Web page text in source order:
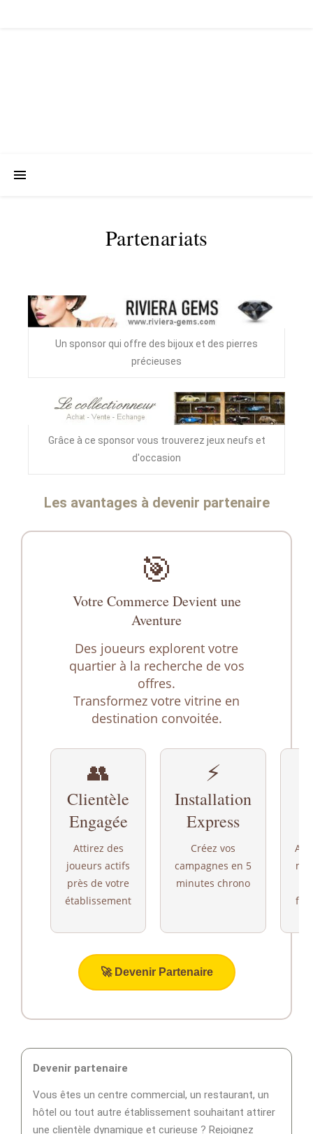
Partenariats
Un sponsor qui offre des bijoux et des pierres
précieuses
Grâce à ce sponsor vous trouverez jeux neufs et
d'occasion
Les avantages à devenir partenaire
🎯
Votre Commerce Devient une
Aventure
Des joueurs explorent votre
quartier à la recherche de vos
offres.
Transformez votre vitrine en
destination convoitée.
👥
Clientèle
Engagée
Attirez des
joueurs actifs
près de votre
établissement
⚡
Installation
Express
Créez vos
campagnes en 5
minutes chrono
🚀 Devenir Partenaire
Devenir partenaire
Vous êtes un centre commercial, un restaurant, un
hôtel ou tout autre établissement souhaitant attirer
une clientèle dynamique et curieuse ? Rejoignez